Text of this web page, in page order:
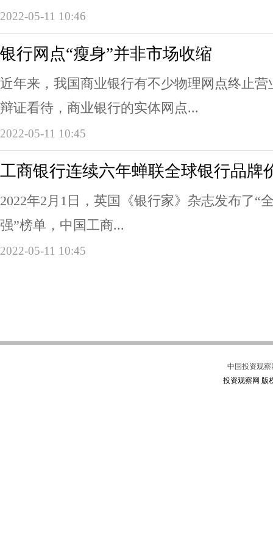
2022-05-11 10:46
银行网点“瘦身”并非市场收缩
近年来，我国商业银行有不少物理网点终止
辩证看待，商业银行的实体网点...
2022-05-11 10:45
工商银行连续六年蝉联全球银行品牌
2022年2月1日，英国《银行家》杂志发布了“
强”榜单，中国工商...
2022-05-11 10:45
中国投资观察
投资观察网 版